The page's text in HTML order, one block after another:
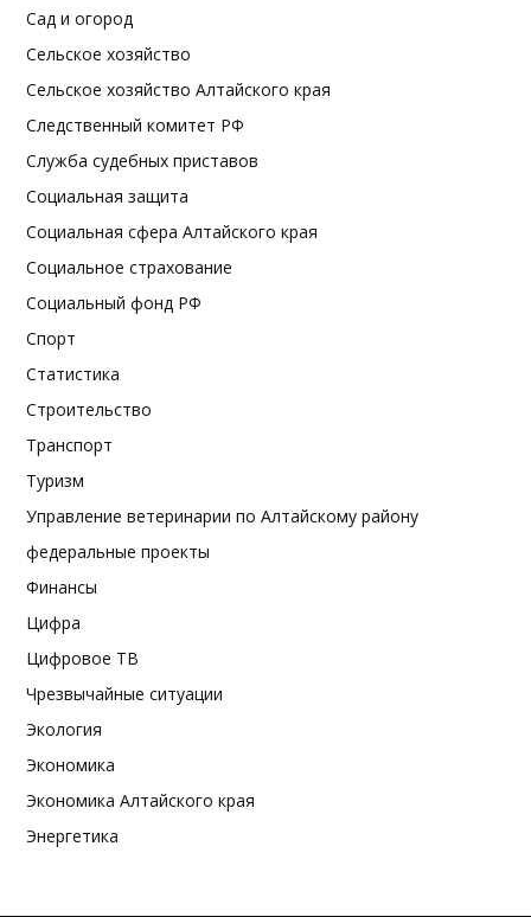
Сад и огород
Сельское хозяйство
Сельское хозяйство Алтайского края
Следственный комитет РФ
Служба судебных приставов
Социальная защита
Социальная сфера Алтайского края
Социальное страхование
Социальный фонд РФ
Спорт
Статистика
Строительство
Транспорт
Туризм
Управление ветеринарии по Алтайскому району
федеральные проекты
Финансы
Цифра
Цифровое ТВ
Чрезвычайные ситуации
Экология
Экономика
Экономика Алтайского края
Энергетика